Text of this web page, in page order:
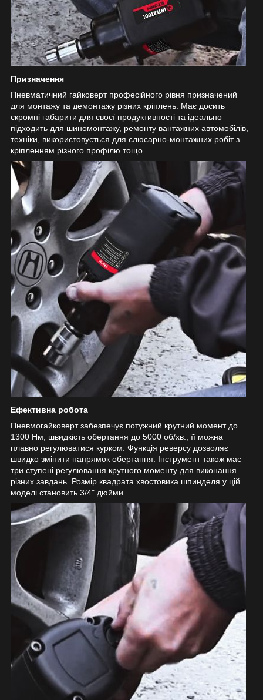
Призначення
Пневматичний гайковерт професійного рівня призначений
для монтажу та демонтажу різних кріплень. Має досить
скромні габарити для своєї продуктивності та ідеально
підходить для шиномонтажу, ремонту вантажних автомобілів,
техніки, використовується для слюсарно-монтажних робіт з
кріпленням різного профілю тощо.
Ефективна робота
Пневмогайковерт забезпечує потужний крутний момент до
1300 Нм, швидкість обертання до 5000 об/хв., її можна
плавно регулюватися курком. Функція реверсу дозволяє
швидко змінити напрямок обертання. Інструмент також має
три ступені регулювання крутного моменту для виконання
різних завдань. Розмір квадрата хвостовика шпинделя у цій
моделі становить 3/4" дюйми.